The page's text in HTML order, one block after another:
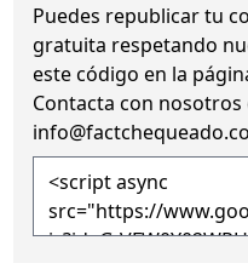
Puedes republicar tu
gratuita respetando
este código en la
Contacta con nosotros